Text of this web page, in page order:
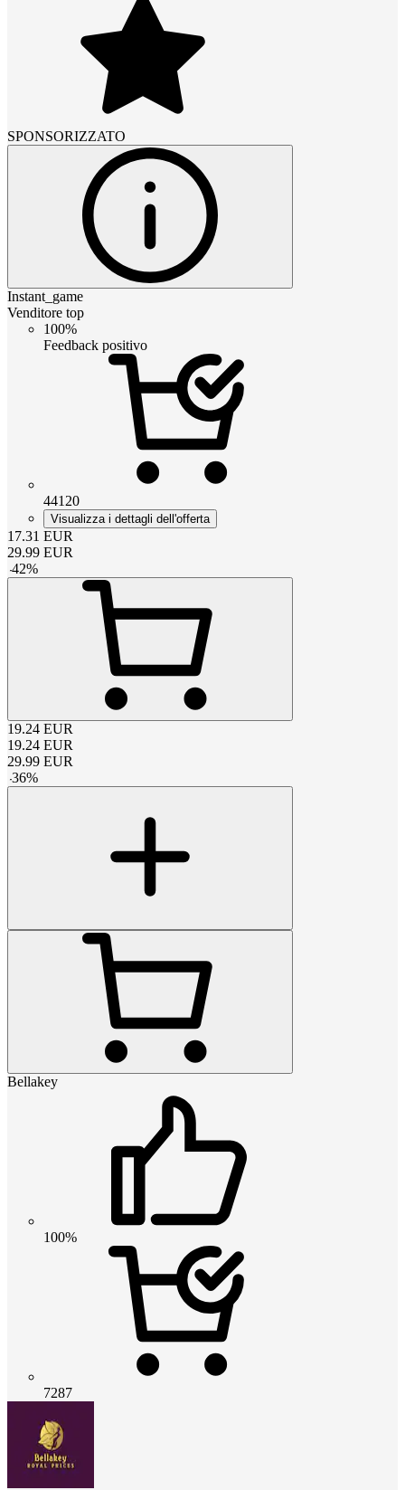
SPONSORIZZATO
Instant_game
Venditore top
100%
Feedback positivo
44120
Visualizza i dettagli dell'offerta
17.31 EUR
29.99 EUR
-42%
19.24 EUR
19.24 EUR
29.99 EUR
-36%
Bellakey
100%
7287